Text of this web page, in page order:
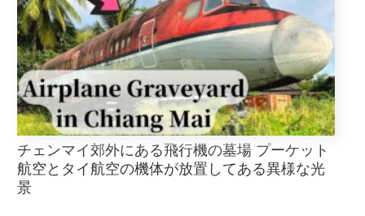
チェンマイ郊外にある飛行機の墓場 プーケット
航空とタイ航空の機体が放置してある異様な光
景